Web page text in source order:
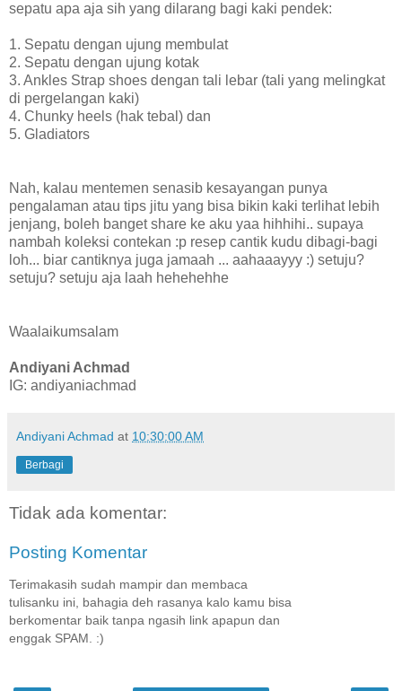
sepatu apa aja sih yang dilarang bagi kaki pendek:
1. Sepatu dengan ujung membulat
2. Sepatu dengan ujung kotak
3. Ankles Strap shoes dengan tali lebar (tali yang melingkat
di pergelangan kaki)
4. Chunky heels (hak tebal) dan
5. Gladiators
Nah, kalau mentemen senasib kesayangan punya
pengalaman atau tips jitu yang bisa bikin kaki terlihat lebih
jenjang, boleh banget share ke aku yaa hihhihi.. supaya
nambah koleksi contekan :p resep cantik kudu dibagi-bagi
loh... biar cantiknya juga jamaah ... aahaaayyy :) setuju?
setuju? setuju aja laah hehehehhe
Waalaikumsalam
Andiyani Achmad
IG: andiyaniachmad
Andiyani Achmad at 10:30:00 AM
Berbagi
Tidak ada komentar:
Posting Komentar
Terimakasih sudah mampir dan membaca
tulisanku ini, bahagia deh rasanya kalo kamu bisa
berkomentar baik tanpa ngasih link apapun dan
enggak SPAM. :)